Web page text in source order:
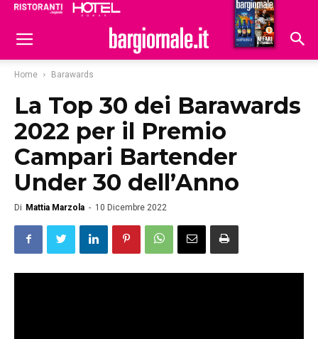
Hoteldomani
Home Barawards
La Top 30 dei Barawards
2022 per il Premio
Campari Bartender
Under 30 dell’Anno
Di Mattia Marzola - 10 Dicembre 2022